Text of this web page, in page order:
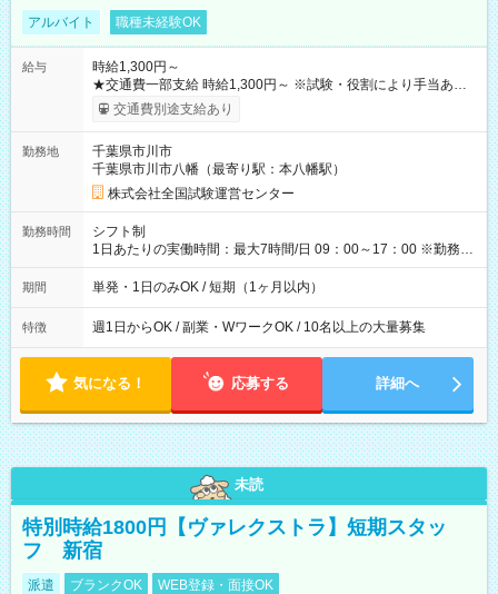
アルバイト 職種未経験OK
給与
時給1,300円～
★交通費一部支給 時給1,300円～ ※試験・役割により手当あり
※勤務回数により昇給あり 【即給（前払い）オプションあ
り！】 希望される場合、勤務から1週間ほどで給与の一部を受け
例】 ・河合塾模擬試験 8:30～17:30（休憩1時間） 時給1,300円
×8時間＝日収10,400円＋交通費 ※当日の役割により時給＋100
円の場合あり ・国家試験 7:00～13:30（休憩なし） 時給1,300
円（役割手当＋100円）×6時間＝日収8,400円＋交通費 【試用期
間】試用期間なし
交通費別途支給あり
勤務地
千葉県市川市
千葉県市川市八幡（最寄り駅：本八幡駅）
株式会社全国試験運営センター
勤務時間
シフト制
1日あたりの実働時間：最大7時間/日 09：00～17：00 ※勤務時
間は 試験により異なります。
期間 単発・1日のみOK / 短期（1ヶ月以内）
特徴 週1日からOK / 副業・WワークOK / 10名以上の大量募集
気になる！ 応募する 詳細へ
未読
特別時給1800円【ヴァレクストラ】短期スタッ
フ 新宿
派遣 ブランクOK WEB登録・面接OK